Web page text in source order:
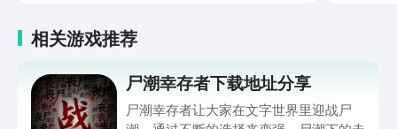
发课、三字经、留学课、作文提分课、高
效作业课等； - 生活美学：零基础手绘
管理术等； - 高效成长：情绪管理术、轻
松背单词、心理学、婚姻成长训练营、申
相关游戏推荐
尸潮幸存者下载地址分享
尸潮幸存者让大家在文字世界里迎战尸